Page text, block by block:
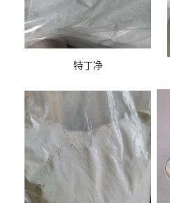
特丁净